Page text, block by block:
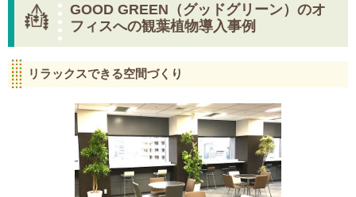
GOOD GREEN（グッドグリーン）のオ
フィスへの観葉植物導入事例
リラックスできる空間づくり